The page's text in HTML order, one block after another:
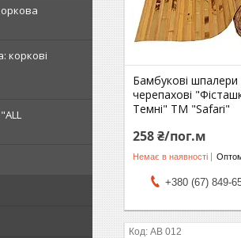
коркові
Бамбукові
черепахові
Темні" TM "Safari"
258 ₴/пог.м
Немає в наявності Оптом
+380 (67) 849-
АВ 012